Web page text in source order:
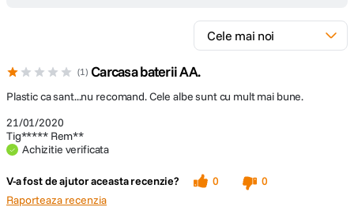
1 Carcasa baterii AA.
21/01/2020
Tig***** Rem**
Achizitie verificata
Plastic ca sant...nu recomand. Cele albe sunt cu mult mai bune.
V-a fost de ajutor aceasta recenzie? 0
0
Raporteaza recenzia